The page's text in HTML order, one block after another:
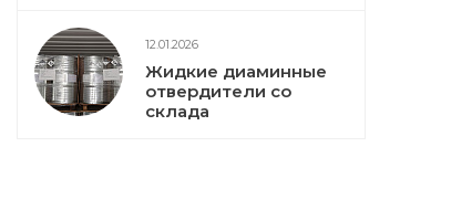
12.01.2026
Жидкие диаминные
отвердители со
склада